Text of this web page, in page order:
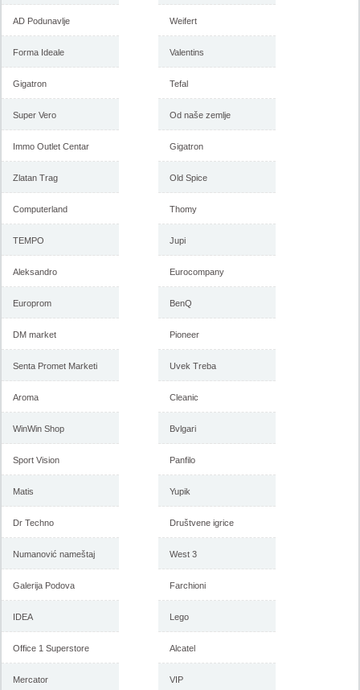
-istekla akcija- -istekla akcija-
-istekla akcija-
AD Podunavlje
Forma Ideale
Gigatron
Super Vero
Immo Outlet Centar
Zlatan Trag
Computerland
TEMPO
Aleksandro
Europrom
DM market
Senta Promet Marketi
Aroma
WinWin Shop
Sport Vision
Matis
Dr Techno
Numanović nameštaj
Galerija Podova
IDEA
Office 1 Superstore
Mercator
Weifert
Valentins
Tefal
Od naše zemlje
Gigatron
Old Spice
Thomy
Jupi
Eurocompany
BenQ
Pioneer
Uvek Treba
Cleanic
Bvlgari
Panfilo
Yupik
Društvene igrice
West 3
Farchioni
Lego
Alcatel
VIP